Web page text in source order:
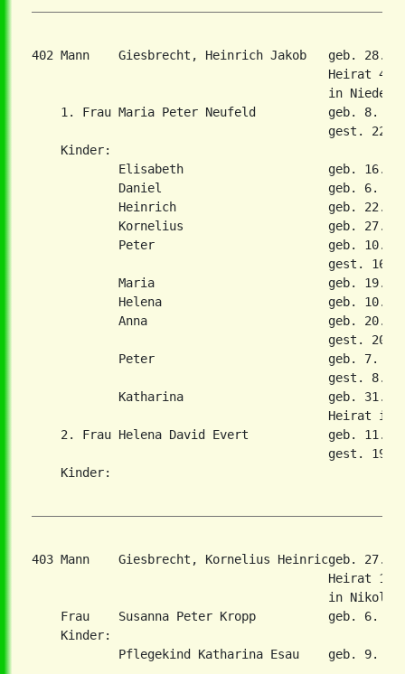
402 Mann    Giesbrecht, Heinrich Jakob   geb. 28.
Heirat 4.
in
1. Frau Maria Peter Neufeld          geb. 8.
gest. 22.
    Kinder:
Elisabeth                    geb. 16.
Daniel                       geb. 6.
Heinrich                     geb. 22.
Kornelius                    geb. 27.
Peter                        geb. 10.
gest. 16.
Maria                        geb. 19.
Helena                       geb. 10.
Anna                         geb. 20.
gest. 20.
Peter                        geb. 7.
gest. 8.
Katharina                    geb. 31.
Heirat in
2. Frau Helena David Evert           geb. 11.
gest. 19.
    Kinder:
403 Mann    Giesbrecht, Kornelius Heinricgeb. 27.
Heirat 18.
in
Frau    Susanna Peter Kropp          geb. 6.
    Kinder:
Pflegekind Katharina Esau    geb. 9.